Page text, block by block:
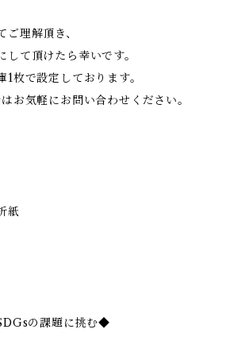
理解頂き、
して頂けたら幸いです。
枚で設定しております。
お気軽にお問い合わせください。
紙
の課題に挑む◆